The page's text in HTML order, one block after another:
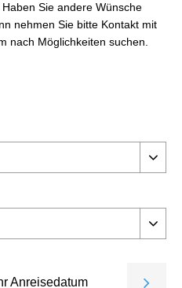
Sie andere Wünsche
nehmen Sie bitte Kontakt mit
nach Möglichkeiten suchen.
Anreisedatum